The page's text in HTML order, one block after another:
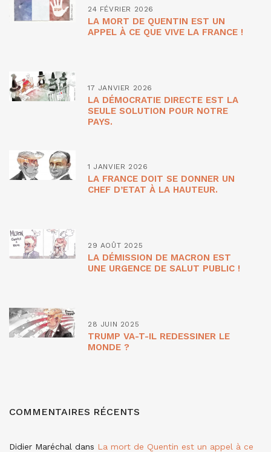
24 FÉVRIER 2026
LA MORT DE QUENTIN EST UN
APPEL À CE QUE VIVE LA FRANCE !
17 JANVIER 2026
LA DÉMOCRATIE DIRECTE EST LA
SEULE SOLUTION POUR NOTRE
PAYS.
1 JANVIER 2026
LA FRANCE DOIT SE DONNER UN
CHEF D’ETAT À LA HAUTEUR.
29 AOÛT 2025
LA DÉMISSION DE MACRON EST
UNE URGENCE DE SALUT PUBLIC !
28 JUIN 2025
TRUMP VA-T-IL REDESSINER LE
MONDE ?
COMMENTAIRES RÉCENTS
Didier Maréchal dans La mort de Quentin est un appel à ce